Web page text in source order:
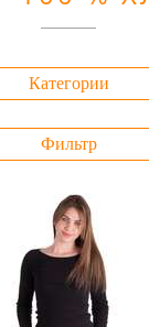
Категории
Фильтр